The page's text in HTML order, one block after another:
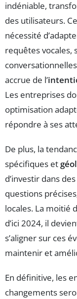
indéniable,
des utilisateurs.
nécessité
requêtes vocales,
accrue de l’
Les entreprises
optimisation
répondre à ses
De plus, la
spécifiques et
d’investir dans
questions
locales. La moitié
d’ici 2024, il
s’aligner sur ces
maintenir et
En définitive, les
changements